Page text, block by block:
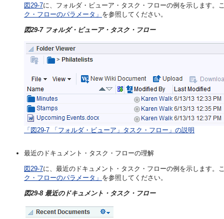
図29-7に、フォルダ・ビューア・タスク・フローの例を示します。
ク・フローのパラメータ」 を参照してください。
図29-7 フォルダ・ビューア・タスク・フロー
「図29-7 「フォルダ・ビューア」タスク・フロー」の説明
最近のドキュメント・タスク・フローの理解
図29-7に、最近のドキュメント・タスク・フローの例を示します。
ク・フローのパラメータ」 を参照してください。
図29-8 最近のドキュメント・タスク・フロー